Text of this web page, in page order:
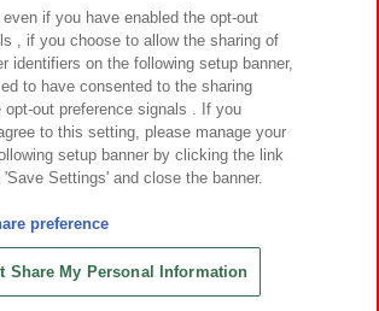
ント対応方針 よくあるご質問・お問い合わせ
©Bandai Namco Amusement Inc.
©Bandai Namco Amusement Lab Inc.
Co., Ltd. All Rights Reserved.
if you have enabled the opt-out
, if you choose to allow the sharing of
identifiers on the following setup banner,
to have consented to the sharing
opt-out preference signals . If you
to this setting, please manage your
setup banner by clicking the link
Settings' and close the banner.
preference
Share My Personal Information